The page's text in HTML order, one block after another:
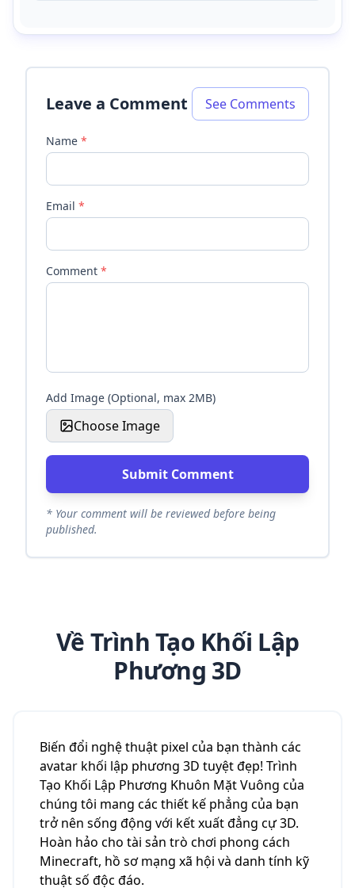
Leave a Comment See Comments
Name *
Email *
Comment *
Add Image (Optional, max 2MB)
Choose Image
Submit Comment
* Your comment will be reviewed before being
published.
Về Trình Tạo Khối Lập
Phương 3D
Biến đổi nghệ thuật pixel của bạn thành các
avatar khối lập phương 3D tuyệt đẹp! Trình
Tạo Khối Lập Phương Khuôn Mặt Vuông của
chúng tôi mang các thiết kế phẳng của bạn
trở nên sống động với kết xuất đẳng cự 3D.
Hoàn hảo cho tài sản trò chơi phong cách
Minecraft, hồ sơ mạng xã hội và danh tính kỹ
thuật số độc đáo.